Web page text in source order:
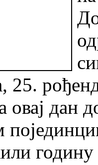
25.
овај дан
годину